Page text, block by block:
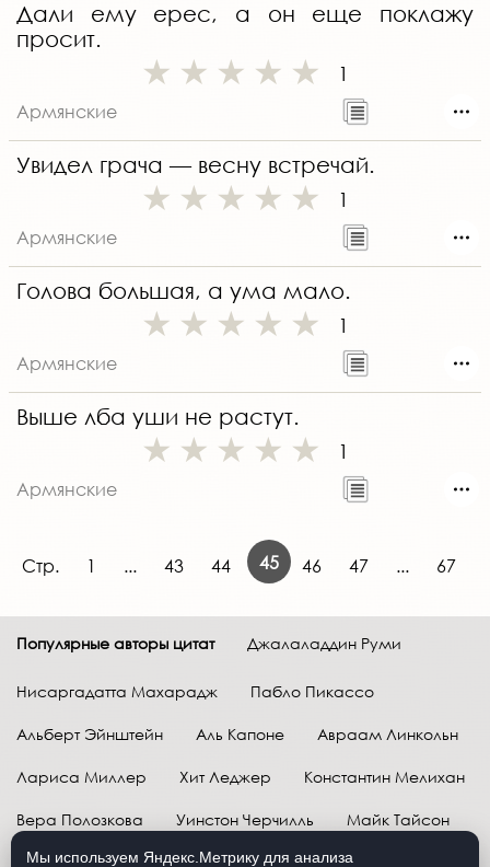
Дали ему ерес, а он еще поклажу
просит.
1
Армянские
Увидел грача — весну встречай.
1
Армянские
Голова большая, а ума мало.
1
Армянские
Выше лба уши не растут.
1
Армянские
Стр. 1 ... 43 44 45 46 47 ... 67
Популярные авторы цитат Джалаладдин Руми
Нисаргадатта Махарадж Пабло Пикассо
Альберт Эйнштейн Аль Капоне Авраам Линкольн
Лариса Миллер Хит Леджер Константин Мелихан
Вера Полозкова Уинстон Черчилль Майк Тайсон
Марк Твен Расул Гамзатов Грег Плитт
Мы используем Яндекс.Метрику для анализа